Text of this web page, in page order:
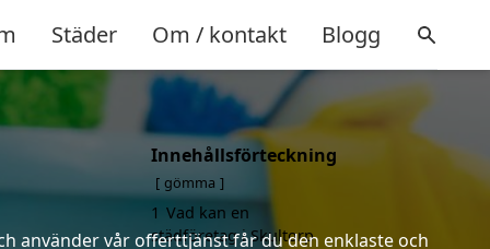
Städer Om / kontakt Blogg
använder vår offerttjänst får du den enklaste och
Innehållsförteckning
gömma
1 Vad kan en
städföretag i Skultorp